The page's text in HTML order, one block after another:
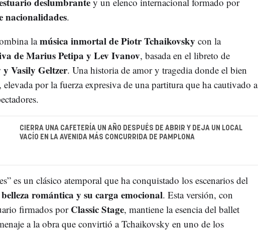
nacionalidades.
lamúsica inmortal de Piotr Tchaikovsky con la
de Marius Petipa y Lev Ivanov, basada en el libreto de
Vasily Geltzer. Una historia de amor y tragedia donde el bien
por la fuerza expresiva de una partitura que ha cautivado a
CIERRA UNA CAFETERÍA UN AÑO DESPUÉS DE ABRIR Y DEJA UN LOCAL
VACÍO EN LA AVENIDA MÁS CONCURRIDA DE PAMPLONA
es un clásico atemporal que ha conquistado los escenarios del
belleza romántica y su carga emocional. Esta versión, con
firmados por Classic Stage, mantiene la esencia del ballet
a la obra que convirtió a Tchaikovsky en uno de los